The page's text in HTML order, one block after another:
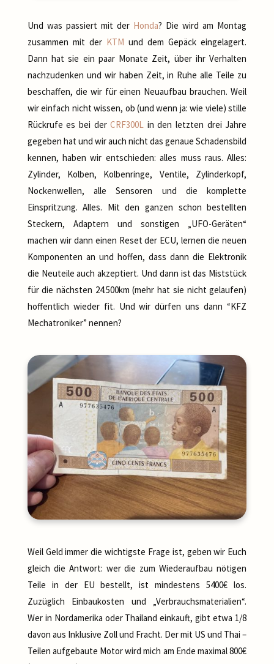
Und was passiert mit der Honda? Die wird am Montag
zusammen mit der KTM und dem Gepäck eingelagert.
Dann hat sie ein paar Monate Zeit, über ihr Verhalten
nachzudenken und wir haben Zeit, in Ruhe alle Teile zu
beschaffen, die wir für einen Neuaufbau brauchen. Weil
wir einfach nicht wissen, ob (und wenn ja: wie viele) stille
Rückrufe es bei derCRF300L in den letzten drei Jahre
gegeben hat und wir auch nicht das genaue Schadensbild
kennen, haben wir entschieden: alles muss raus. Alles:
Zylinder, Kolben, Kolbenringe, Ventile, Zylinderkopf,
Nockenwellen, alle Sensoren und die komplette
Einspritzung. Alles. Mit den ganzen schon bestellten
Steckern, Adaptern und sonstigen „UFO-Geräten“
machen wir dann einen Reset der ECU, lernen die neuen
Komponenten an und hoffen, dass dann die Elektronik
die Neuteile auch akzeptiert. Und dann ist das Miststück
für die nächsten 24.500km (mehr hat sie nicht gelaufen)
hoffentlich wieder fit. Und wir dürfen uns dann “KFZ
Mechatroniker” nennen?
Weil Geld immer die wichtigste Frage ist, geben wir Euch
gleich die Antwort: wer die zum Wiederaufbau nötigen
Teile in der EU bestellt, ist mindestens 5400€ los.
Zuzüglich Einbaukosten und „Verbrauchsmaterialien“.
Wer in Nordamerika oder Thailand einkauft, gibt etwa 1/8
davon aus Inklusive Zoll und Fracht. Der mit US und Thai –
Teilen aufgebaute Motor wird mich am Ende maximal 800€